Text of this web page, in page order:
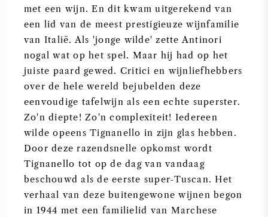
CHABLIS
ALLE REGIO'S
met een wijn. En dit kwam uitgerekend van
een lid van de meest prestigieuze wijnfamilie
van Italië. Als 'jonge wilde' zette Antinori
nogal wat op het spel. Maar hij had op het
juiste paard gewed. Critici en wijnliefhebbers
over de hele wereld bejubelden deze
eenvoudige tafelwijn als een echte superster.
Zo'n diepte! Zo'n complexiteit! Iedereen
wilde opeens Tignanello in zijn glas hebben.
Door deze razendsnelle opkomst wordt
Tignanello tot op de dag van vandaag
beschouwd als de eerste super-Tuscan. Het
verhaal van deze buitengewone wijnen begon
in 1944 met een familielid van Marchese